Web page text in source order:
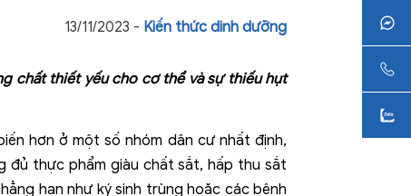
13/11/2023 - Kiến thức dinh dưỡng
chất thiết yếu cho cơ thể và sự thiếu hụt
hơn ở một số nhóm dân cư nhất định,
đủ thực phẩm giàu chất sắt, hấp thu sắt
hạn như ký sinh trùng hoặc các bệnh